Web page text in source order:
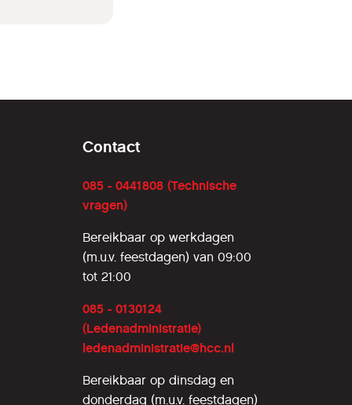
Contact
085 - 0441808 (Technische
vragen)
Bereikbaar op werkdagen
(m.u.v. feestdagen) van 09:00
tot 21:00
085 - 0130124
(Ledenadministratie)
ledenadministratie@hcc.nl
Bereikbaar op dinsdag en
donderdag (m.u.v. feestdagen)